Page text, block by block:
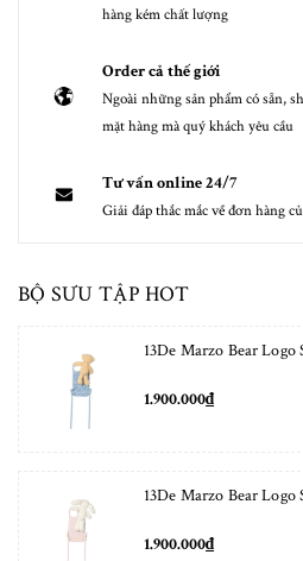
hàng kém chất lượng
Order cả thế giới
Ngoài những sản phẩm có sẵn,
mặt hàng mà quý khách yêu cầu
Tư vấn online 24/7
Giải đáp thắc mắc về đơn hàng
BỘ SƯU TẬP HOT
13De Marzo Bear Logo
1.900.000₫
13De Marzo Bear Logo
1.900.000₫